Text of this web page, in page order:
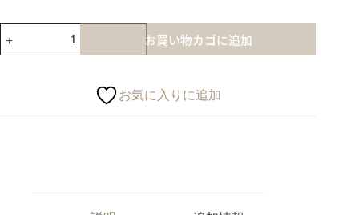
お買い物カゴに追加
お気に入りに追加